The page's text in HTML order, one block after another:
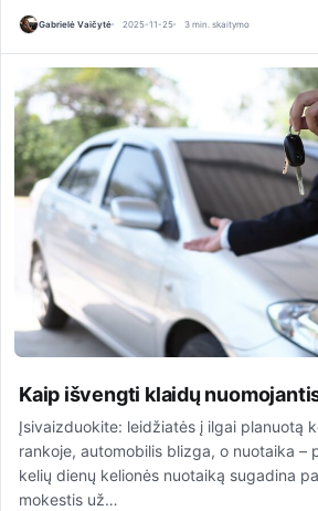
Gabrielė Vaičytė 2025-11-25 3 min. skaitymo
Kaip išvengti klaidų
Įsivaizduokite: leidžiatės į ilgai planuotą
rankoje, automobilis blizga, o nuotaika –
kelių dienų kelionės nuotaiką sugadina
mokestis už…